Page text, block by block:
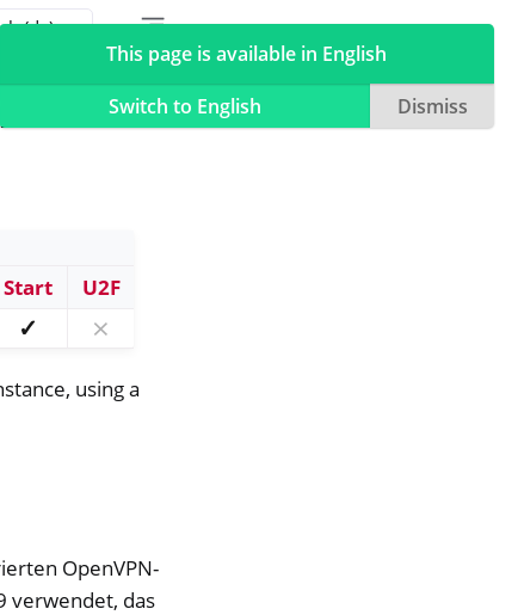
Start U2F
✓ ⨯
using a
OpenVPN-
verwendet, das
This page is available in English
Switch to English
Dismiss